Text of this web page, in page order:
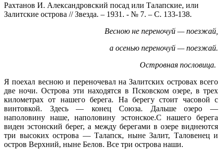
Рахтанов И. Александровский посад или Талапские, или
Залитские острова // Звезда. – 1931. - № 7. – С. 133-138.
Весною не переночуй — поезжай,
а осенью переночуй — поезжай.
Островная пословица.
Я поехал весною и переночевал на Залитских островах всего
две ночи. Остро­ва эти находятся в Псковском озере, в трех
километрах от нашего берега. На берегу стоит часовой с
винтовкой. Здесь — конец Союза. Дальше озеро —
наполовину наше, наполовину эстонское.С нашего берега
виден эстонский берег, а между берегами в озере виднеются
три высоких острова — Талапск, ныне Залит, Таловенец и
остров Верхний, ныне Белов. Все три острова наши.